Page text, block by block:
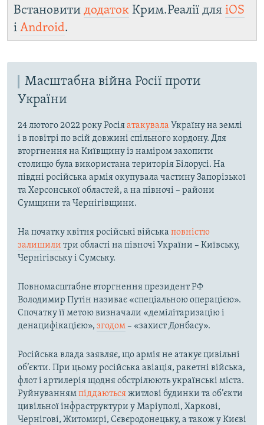
Встановити додаток Крим.Реалії для iOS
і Android.
Масштабна війна Росії проти
України
24 лютого 2022 року Росіяатакувала Україну на землі
і в повітрі по всій довжині спільного кордону. Для
вторгнення на Київщину із наміром захопити
столицю була використана територія Білорусі. На
півдні російська армія окупувала частину Запорізької
та Херсонської областей, а на півночі – райони
Сумщини та Чернігівщини.
На початку квітня російські війська повністю
залишили три області на півночі України – Київську,
Чернігівську і Сумську.
Повномасштабне вторгнення президент РФ
Володимир Путін називає «спеціальною операцією».
Спочатку її метою визначали «демілітаризацію і
денацифікацією», згодом– «захист Донбасу».
Російська влада заявляє, що армія не атакує цивільні
об’єкти. При цьому російська авіація, ракетні війська,
флот і артилерія щодня обстрілюють українські міста.
Руйнуваннямпіддаютьсяжитлові будинки та об’єкти
цивільної інфраструктури у Маріуполі, Харкові,
Чернігові, Житомирі, Сєвєродонецьку, а також у Києві